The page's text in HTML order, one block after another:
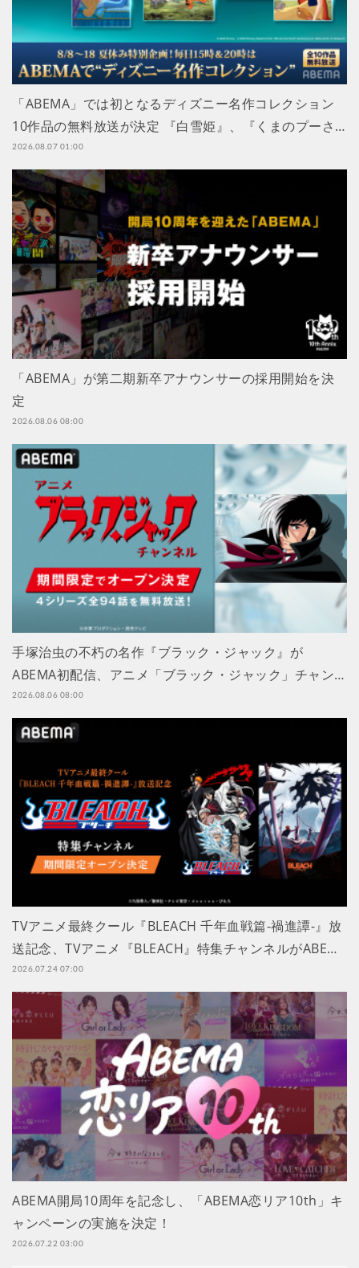
「ABEMA」では初となるディズニー名作コレクション
10作品の無料放送が決定 『白雪姫』、『くまのプーさ…
2026.08.07 01:00
「ABEMA」が第二期新卒アナウンサーの採用開始を決
定
2026.08.06 08:00
手塚治虫の不朽の名作『ブラック・ジャック』が
ABEMA初配信、アニメ「ブラック・ジャック」チャン…
2026.08.06 08:00
TVアニメ最終クール『BLEACH 千年血戦篇-禍進譚-』放
送記念、TVアニメ『BLEACH』特集チャンネルがABE…
2026.07.24 07:00
ABEMA開局10周年を記念し、「ABEMA恋リア10th」キ
ャンペーンの実施を決定！
2026.07.22 03:00